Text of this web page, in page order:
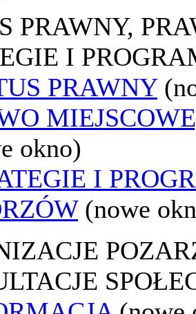
PRAWNY,
I
PRAWNY
okno)
I
(nowe